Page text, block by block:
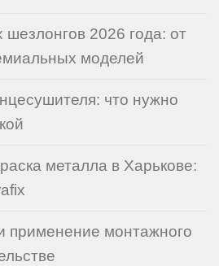
2026 года: от
моделей
что нужно
металла в Харькове:
применение монтажного